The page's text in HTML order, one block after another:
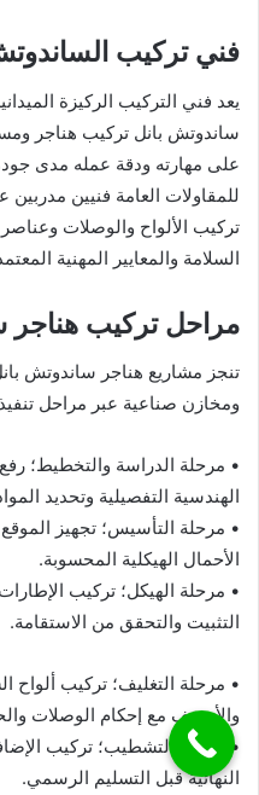
فني تركيب
يعد فني التركيب الركيزة
ساندوتش بانل تركيب هناجر
على مهارته ودقة عمله مدى
للمقاولات العامة فنيين
تركيب الألواح والوصلات وعناصر
السلامة والمعايير المهنية
مراحل تركيب هناجر
تنجز مشاريع هناجر ساندوتش
ومخازن صناعية عبر مراحل
• مرحلة الدراسة والتخطيط؛
الهندسية التفصيلية وتحديد
• مرحلة التأسيس؛ تجهيز
الأحمال الهيكلية المحسوبة.
• مرحلة الهيكل؛ تركيب الإطارات
التثبيت والتحقق من الاستقامة.
• مرحلة التغليف؛ تركيب ألواح
والأسقف مع إحكام الوصلات
• مرحلة التشطيب؛ تركيب
النهائية قبل التسليم الرسمي.